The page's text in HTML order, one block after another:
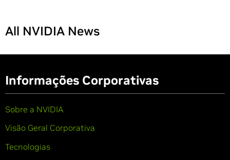
All NVIDIA News
Informações Corporativas
Sobre a NVIDIA
Visão Geral Corporativa
Tecnologias